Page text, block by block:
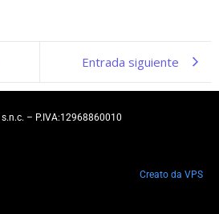
Entrada siguiente
– P.IVA:12968860010
Creato da VPS